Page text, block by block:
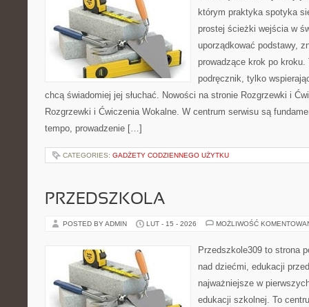
którym praktyka spotyka
prostej ścieżki wejścia w
uporządkować podstawy,
prowadzące krok po
podręcznik, tylko
chcą świadomiej jej słuchać. Nowości na stronie Rozgrzewki i
Rozgrzewki i Ćwiczenia Wokalne. W centrum serwisu są
tempo, prowadzenie […]
CATEGORIES: GADŻETY CODZIENNEGO UŻYTKU
PRZEDSZKOLA
POSTED BY ADMIN LUT - 15 - 2026 MOŻLIWOŚĆ
Przedszkole309 to strona
nad dziećmi, edukacji
najważniejsze w
edukacji szkolnej. To